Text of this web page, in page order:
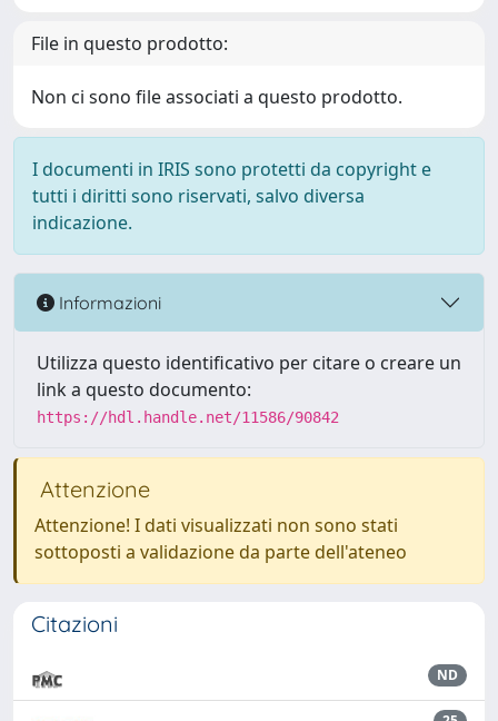
File in questo prodotto:
Non ci sono file associati a questo prodotto.
I documenti in IRIS sono protetti da copyright e
tutti i diritti sono riservati, salvo diversa
indicazione.
Informazioni
Utilizza questo identificativo per citare o creare un
link a questo documento:
https://hdl.handle.net/11586/90842
Attenzione
Attenzione! I dati visualizzati non sono stati
sottoposti a validazione da parte dell'ateneo
Citazioni
ND